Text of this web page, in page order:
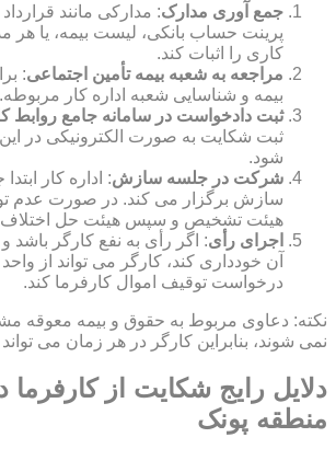
جمع آوری مدارک: مدارکی مانند
پرینت حساب بانکی، لیست بیمه، یا هر
کاری را اثبات کند.
مراجعه به شعبه بیمه تأمین اجتماعی:
بیمه و شناسایی شعبه اداره کار مربوطه.
ثبت دادخواست در سامانه جامع روابط
ثبت شکایت به صورت الکترونیکی در
شود.
شرکت در جلسه سازش: اداره کار
سازش برگزار می کند. در صورت عدم
هیئت تشخیص و سپس هیئت حل اختلاف
اجرای رأی: اگر رأی به نفع کارگر باشد
آن خودداری کند، کارگر می تواند از واحد
درخواست توقیف اموال کارفرما کند.
نکته: دعاوی مربوط به حقوق و بیمه معوقه
نمی شوند، بنابراین کارگر در هر زمان می
دلایل رایج شکایت از کارفرما
منطقه پونک